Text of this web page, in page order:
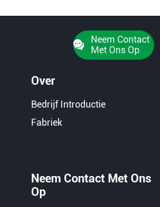
Neem Contact
Met Ons Op
Over
Bedrijf Introductie
Fabriek
Neem Contact Met Ons
Op